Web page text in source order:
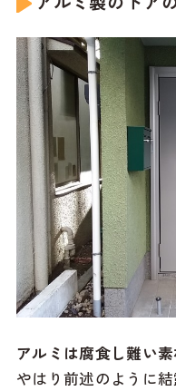
アルミは腐食し難い
やはり前述のように